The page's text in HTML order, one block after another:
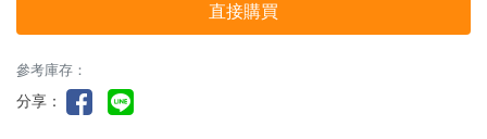
直接購買
參考庫存：
分享：